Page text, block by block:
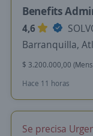
Benefits
4,6
Barranquilla,
$ 3.200.000,00
Hace 11 horas
Se precisa